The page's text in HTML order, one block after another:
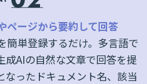
ページから要約して回答
簡単登録するだけ。多言語で
成AIの自然な文章で回答を提
なったドキュメント名、該当